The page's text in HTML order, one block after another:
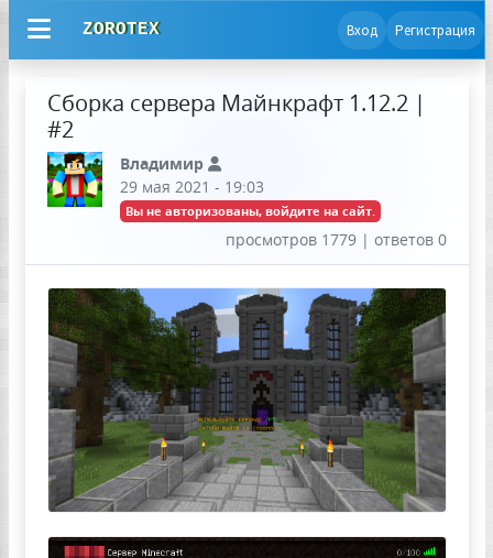
ZOROTEX Вход Регистрация
Сборка сервера Майнкрафт 1.12.2 |
#2
Владимир
29 мая 2021 - 19:03
Вы не авторизованы, войдите на сайт.
просмотров 1779 | ответов 0